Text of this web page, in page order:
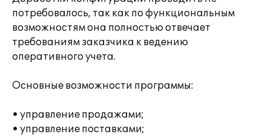
потребовалось, так как по функциональным
возможностям она полностью отвечает
требованиям заказчика к ведению
оперативного учета.
Основные возможности программы:
• управление продажами;
• управление поставками;